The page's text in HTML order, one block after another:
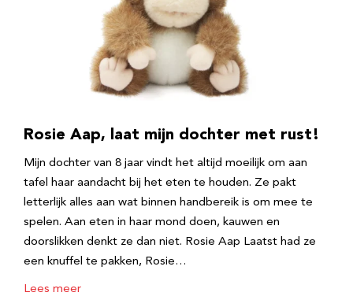
Rosie Aap, laat mijn dochter met rust!
Mijn dochter van 8 jaar vindt het altijd moeilijk om aan
tafel haar aandacht bij het eten te houden. Ze pakt
letterlijk alles aan wat binnen handbereik is om mee te
spelen. Aan eten in haar mond doen, kauwen en
doorslikken denkt ze dan niet. Rosie Aap Laatst had ze
een knuffel te pakken, Rosie…
Lees meer